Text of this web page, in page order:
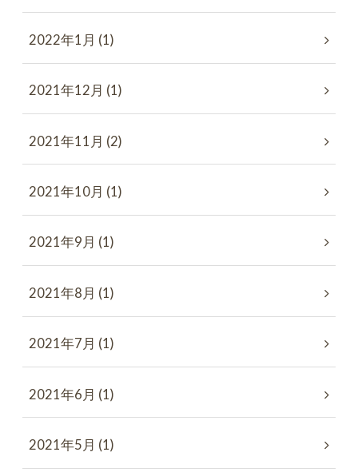
2022年1月 (1)
2021年12月 (1)
2021年11月 (2)
2021年10月 (1)
2021年9月 (1)
2021年8月 (1)
2021年7月 (1)
2021年6月 (1)
2021年5月 (1)